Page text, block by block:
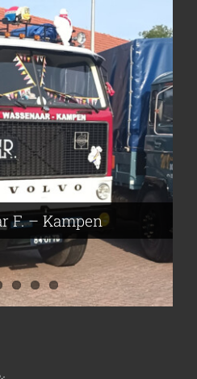
F. – Kampen
– Smilde
– Klazienaveen
– Borculo
Joop – Leek